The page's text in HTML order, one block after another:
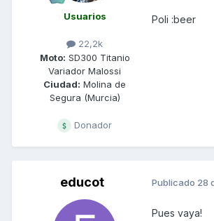
Usuarios
22,2k
Moto: SD300 Titanio
Variador Malossi
Ciudad: Molina de
Segura (Murcia)
Donador
Poli :beer
educot Publicado 28
Pues vaya!